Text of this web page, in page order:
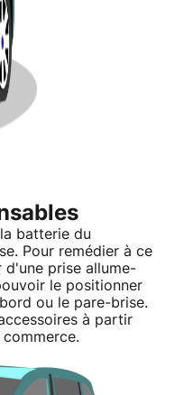
batterie du
Pour remédier à ce
d'une prise allume-
le positionner
ou le pare-brise.
à partir